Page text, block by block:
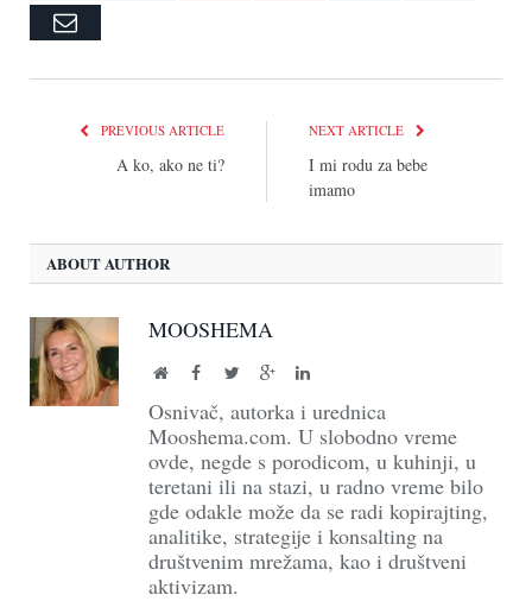
Email
PREVIOUS ARTICLE
A ko, ako ne ti?
NEXT ARTICLE
I mi rodu za bebe
imamo
ABOUT AUTHOR
MOOSHEMA
WebsiteFacebook
TwitterGoogle+LinkedIn
Osnivač, autorka i urednica
Mooshema.com. U slobodno vreme
ovde, negde s porodicom, u kuhinji, u
teretani ili na stazi, u radno vreme bilo
gde odakle može da se radi kopirajting,
analitike, strategije i konsalting na
društvenim mrežama, kao i društveni
aktivizam.